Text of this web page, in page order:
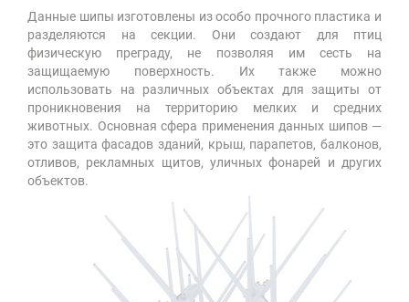
Данные шипы изготовлены из особо прочного пластика и
разделяются на секции. Они создают для птиц
физическую преграду, не позволяя им сесть на
защищаемую поверхность. Их также можно
использовать на различных объектах для защиты от
проникновения на территорию мелких и средних
животных. Основная сфера применения данных шипов —
это защита фасадов зданий, крыш, парапетов, балконов,
отливов, рекламных щитов, уличных фонарей и других
объектов.